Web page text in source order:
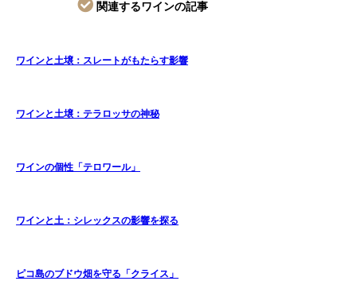
関連するワインの記事
ワインと土壌：スレートがもたらす影響
ワインと土壌：テラロッサの神秘
ワインの個性「テロワール」
ワインと土：シレックスの影響を探る
ピコ島のブドウ畑を守る「クライス」